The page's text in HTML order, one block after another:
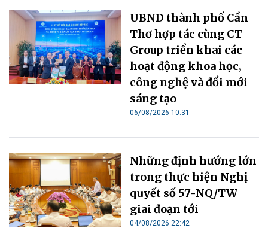
UBND thành phố Cần
Thơ hợp tác cùng CT
Group triển khai các
hoạt động khoa học,
công nghệ và đổi mới
sáng tạo
06/08/2026 10:31
Những định hướng lớn
trong thực hiện Nghị
quyết số 57-NQ/TW
giai đoạn tới
04/08/2026 22:42